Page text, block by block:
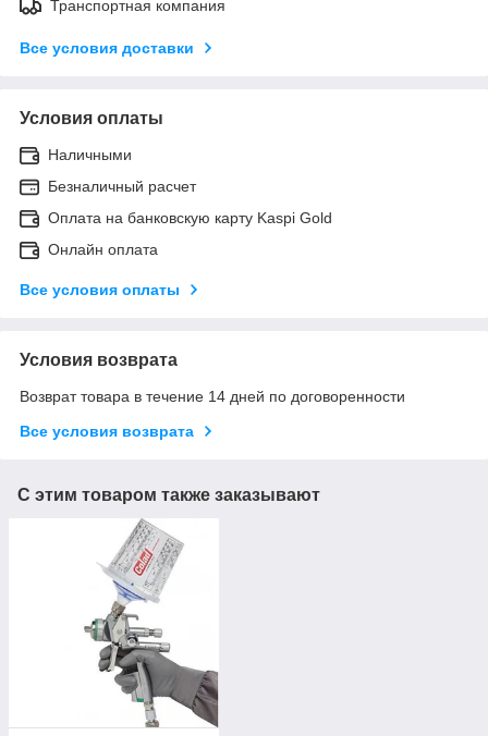
Транспортная компания
Все условия доставки
Условия оплаты
Наличными
Безналичный расчет
Оплата на банковскую карту Kaspi Gold
Онлайн оплата
Все условия оплаты
Условия возврата
Возврат товара в течение 14 дней по договоренности
Все условия возврата
С этим товаром также заказывают